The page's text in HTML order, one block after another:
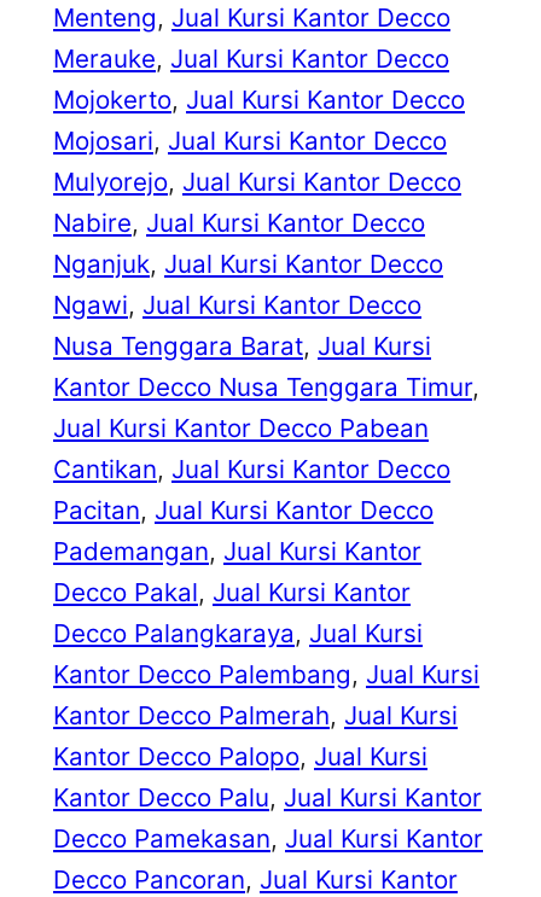
Menteng, Jual Kursi Kantor Decco
Merauke, Jual Kursi Kantor Decco
Mojokerto, Jual Kursi Kantor Decco
Mojosari, Jual Kursi Kantor Decco
Mulyorejo, Jual Kursi Kantor Decco
Nabire, Jual Kursi Kantor Decco
Nganjuk, Jual Kursi Kantor Decco
Ngawi, Jual Kursi Kantor Decco
Nusa Tenggara Barat, Jual Kursi
Kantor Decco Nusa Tenggara Timur
Jual Kursi Kantor Decco Pabean
Cantikan, Jual Kursi Kantor Decco
Pacitan, Jual Kursi Kantor Decco
Pademangan, Jual Kursi Kantor
Decco Pakal, Jual Kursi Kantor
Decco Palangkaraya, Jual Kursi
Kantor Decco Palembang, Jual Kursi
Kantor Decco Palmerah, Jual Kursi
Kantor Decco Palopo, Jual Kursi
Kantor Decco Palu, Jual Kursi Kantor
Decco Pamekasan, Jual Kursi Kantor
Decco Pancoran, Jual Kursi Kantor